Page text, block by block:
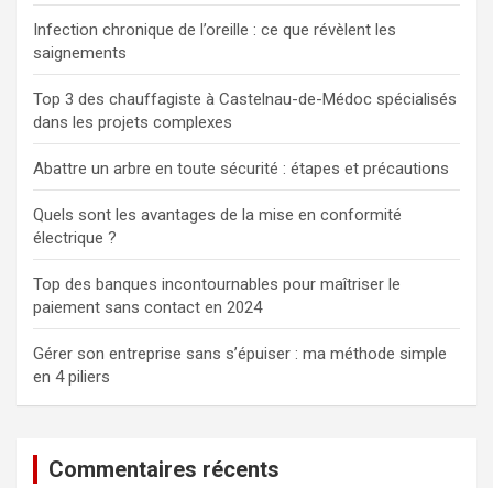
Infection chronique de l’oreille : ce que révèlent les
saignements
Top 3 des chauffagiste à Castelnau-de-Médoc spécialisés
dans les projets complexes
Abattre un arbre en toute sécurité : étapes et précautions
Quels sont les avantages de la mise en conformité
électrique ?
Top des banques incontournables pour maîtriser le
paiement sans contact en 2024
Gérer son entreprise sans s’épuiser : ma méthode simple
en 4 piliers
Commentaires récents